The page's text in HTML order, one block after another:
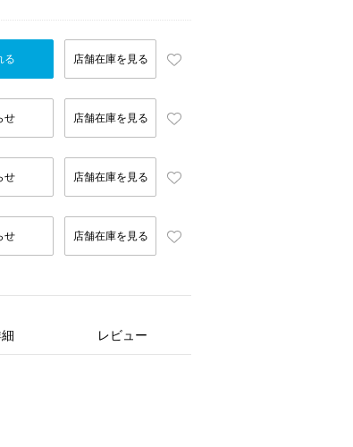
る 店舗在庫を見る
せ 店舗在庫を見る
せ 店舗在庫を見る
せ 店舗在庫を見る
レビュー